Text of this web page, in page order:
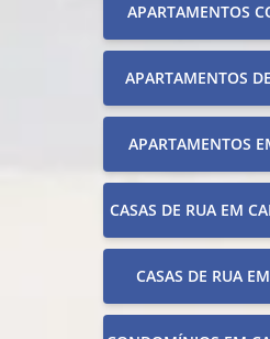
APARTAMENTOS
APARTAMENTOS
APARTAMENTOS
CASAS DE RUA EM
CASAS DE RUA